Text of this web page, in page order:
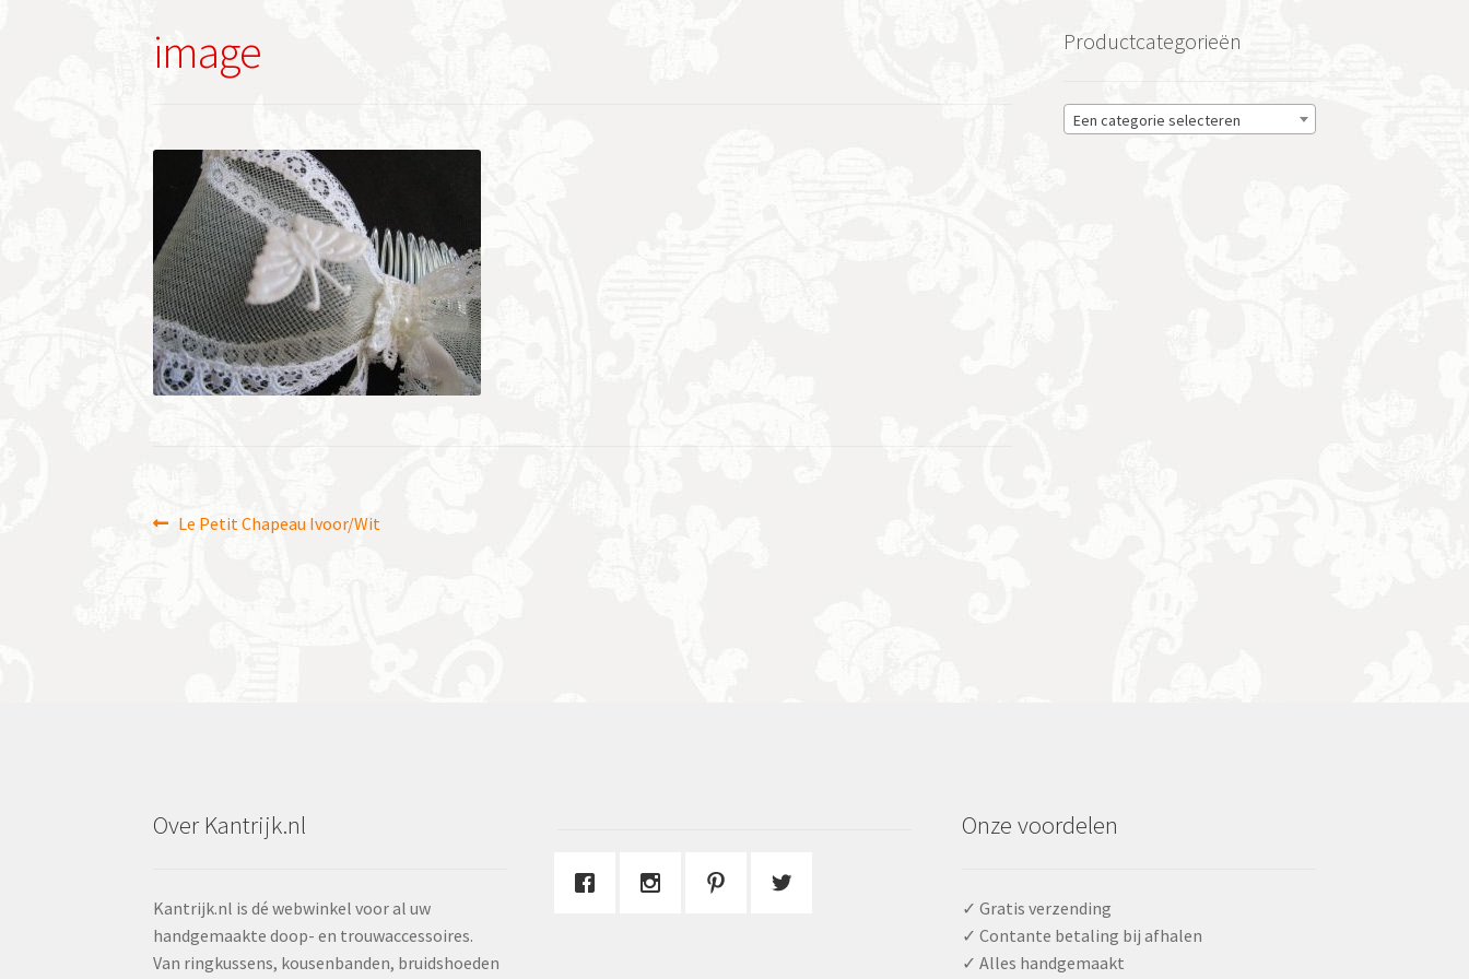
image
Bericht
Vorig
Le Petit Chapeau Ivoor/Wit
Productcategorieën
Een categorie selecteren
Over Kantrijk.nl
Kantrijk.nl is dé webwinkel voor al uw
handgemaakte doop- en trouwaccessoires.
Van ringkussens, kousenbanden, bruidshoeden
Onze voordelen
✓ Gratis verzending
✓ Contante betaling bij afhalen
✓ Alles handgemaakt